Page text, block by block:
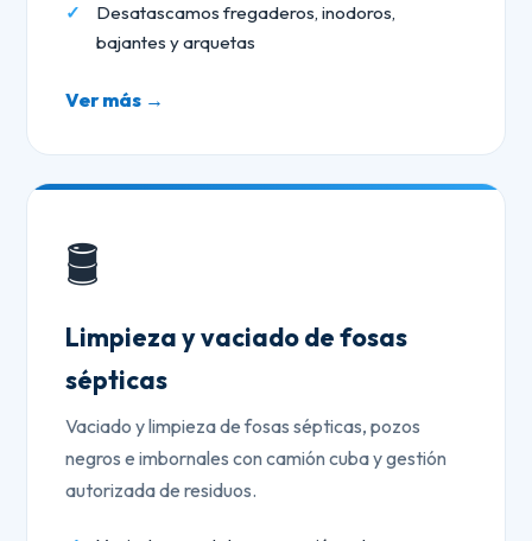
Desatascamos fregaderos, inodoros,
bajantes y arquetas
Ver más →
🛢️
Limpieza y vaciado de fosas
sépticas
Vaciado y limpieza de fosas sépticas, pozos
negros e imbornales con camión cuba y gestión
autorizada de residuos.